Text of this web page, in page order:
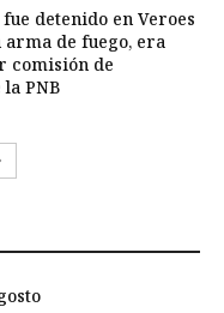
detenido en Veroes
arma de fuego, era
comisión de
PNB